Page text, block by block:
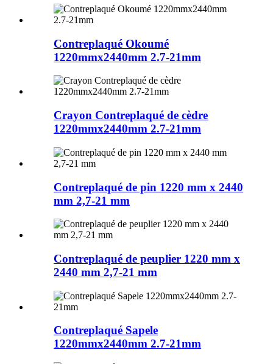
Contreplaqué Okoumé
1220mmx2440mm 2.7-21mm
Crayon Contreplaqué de cèdre
1220mmx2440mm 2.7-21mm
Contreplaqué de pin 1220 mm x 2440
mm 2,7-21 mm
Contreplaqué de peuplier 1220 mm x
2440 mm 2,7-21 mm
Contreplaqué Sapele
1220mmx2440mm 2.7-21mm